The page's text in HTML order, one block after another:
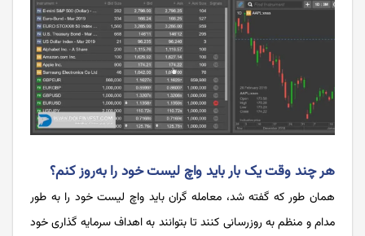
هر چند وقت یک بار باید واچ لیست خود را به‌روز کنم؟
همان طور که گفته شد، معامله گران باید واچ لیست خود را به ‌طور
مدام و منظم به ‌روزرسانی کنند تا بتوانند به اهداف سرمایه گذاری خود